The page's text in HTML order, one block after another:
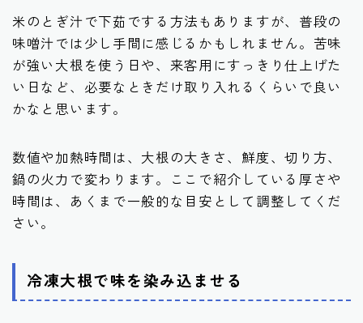
米のとぎ汁で下茹でする方法もありますが、普段の
味噌汁では少し手間に感じるかもしれません。苦味
が強い大根を使う日や、来客用にすっきり仕上げた
い日など、必要なときだけ取り入れるくらいで良い
かなと思います。
数値や加熱時間は、大根の大きさ、鮮度、切り方、
鍋の火力で変わります。ここで紹介している厚さや
時間は、あくまで一般的な目安として調整してくだ
さい。
冷凍大根で味を染み込ませる